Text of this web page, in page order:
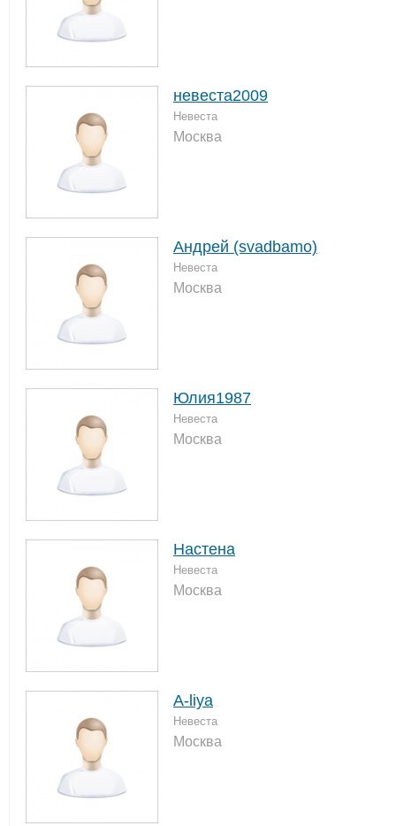
невеста2009
Невеста
Москва
Андрей (svadbamo)
Невеста
Москва
Юлия1987
Невеста
Москва
Настена
Невеста
Москва
A-liya
Невеста
Москва